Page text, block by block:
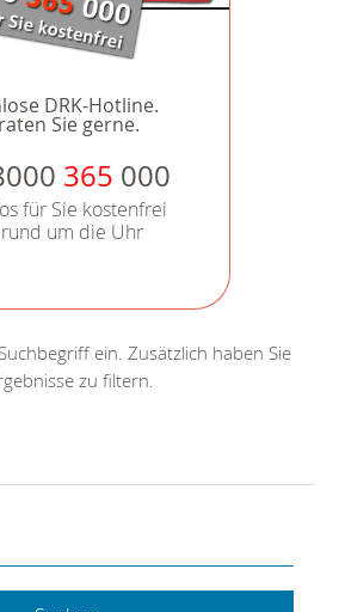
DRK-Hotline.
Sie gerne.
365 000
für Sie kostenfrei
rund um die Uhr
ein. Zusätzlich haben Sie
zu filtern.